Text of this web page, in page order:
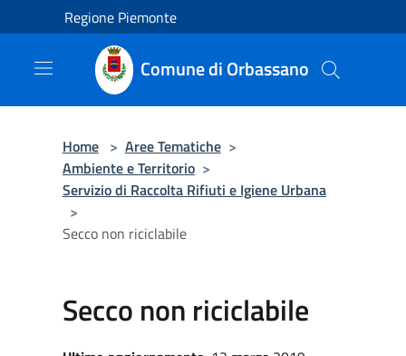
Salta al contenuto principale
Regione Piemonte
Comune di Orbassano
Home > Aree Tematiche >
Ambiente e Territorio >
Servizio di Raccolta Rifiuti e Igiene Urbana
>
Secco non riciclabile
Secco non riciclabile